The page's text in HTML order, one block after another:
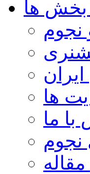
بخش ها
نجوم
ها
ما
نجوم